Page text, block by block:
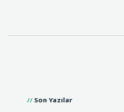
Son Yazılar